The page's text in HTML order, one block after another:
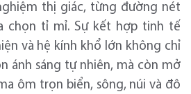
thị giác, từng đường nét
chọn tỉ mỉ. Sự kết hợp tinh tế
và hệ kính khổ lớn không chỉ
ánh sáng tự nhiên, mà còn mở
ôm trọn biển, sông, núi và đô